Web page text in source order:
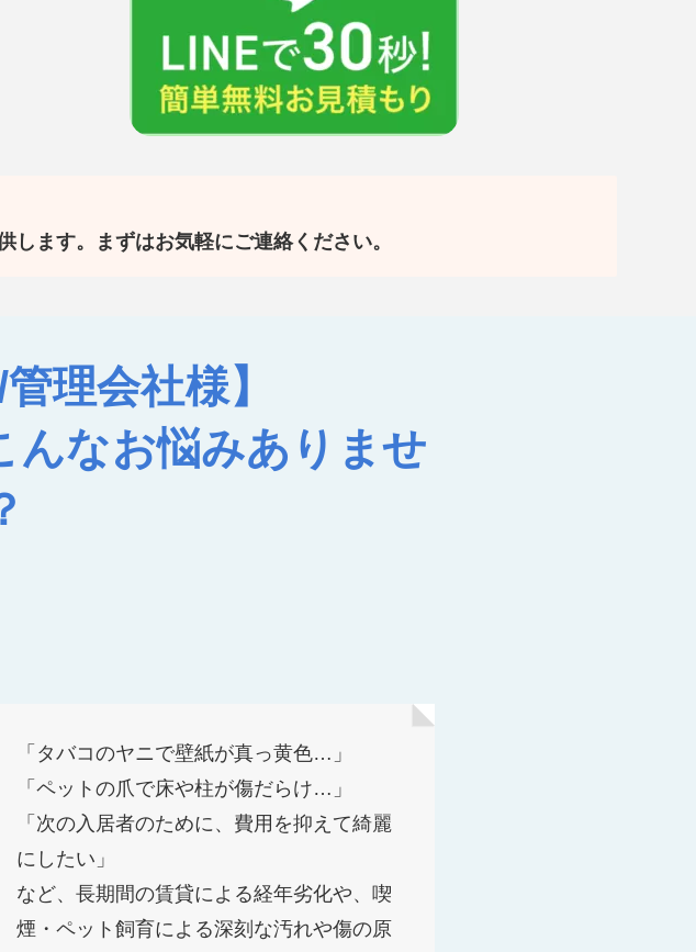
ます。まずはお気軽にご連絡ください。
理会社様】
んなお悩みありませ
「タバコのヤニで壁紙が真っ黄色…」
「ペットの爪で床や柱が傷だらけ…」
「次の入居者のために、費用を抑えて綺麗
にしたい」
など、長期間の賃貸による経年劣化や、喫
煙・ペット飼育による深刻な汚れや傷の原